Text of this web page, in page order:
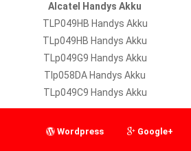
Alcatel Handys Akku
TLP049HB Handys Akku
TLp049HB Handys Akku
TLp049G9 Handys Akku
Tlp058DA Handys Akku
TLp049C9 Handys Akku
Wordpress Google+